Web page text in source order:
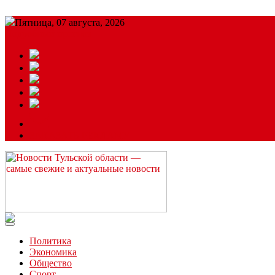
Пятница, 07 августа, 2026
Читайте последние новости дня в Тульской области на сайте
Политика
Экономика
Общество